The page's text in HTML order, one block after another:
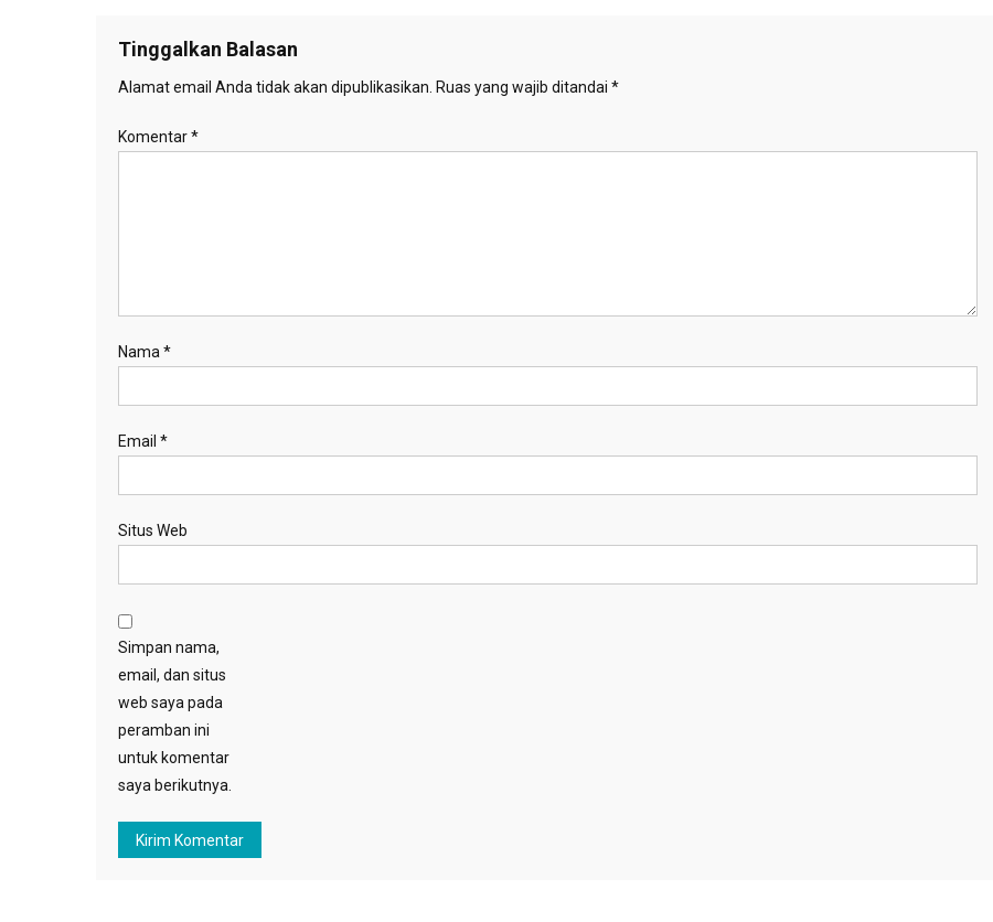
Tinggalkan Balasan
Alamat email Anda tidak akan dipublikasikan. Ruas yang wajib ditandai *
Komentar*
Nama *
Email *
Situs Web
Simpan nama,
email, dan situs
web saya pada
peramban ini
untuk komentar
saya berikutnya.